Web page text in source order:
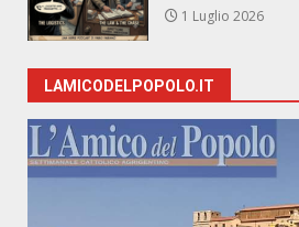
1 Luglio 2026
LAMICODELPOPOLO.IT